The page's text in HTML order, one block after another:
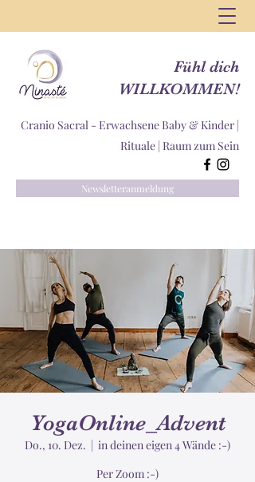
Fühl dich
WILLKOMMEN!
Cranio Sacral - Erwachsene Baby & Kinder |
Rituale | Raum zum Sein
Newsletteranmeldung
YogaOnline_Advent
Do., 10. Dez.
  |
in deinen eigen 4 Wände :-)
Per Zoom :-)